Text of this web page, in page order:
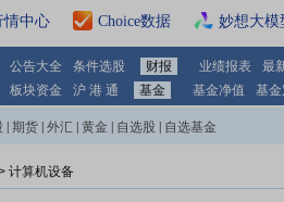
情中心 Choice数据 妙想大模
公告大全 条件选股 财报 业绩报表 最
板块资金 沪 港 通 基金 基金净值 基金
期货 外汇 黄金 自选股 自选基金
计算机设备